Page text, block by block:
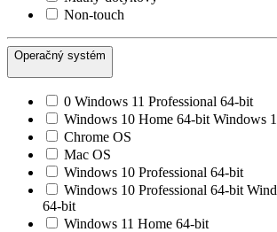
Non-touch
Operačný systém
0 Windows 11 Professional 64-bit
Windows 10 Home 64-bit Windows
Chrome OS
Mac OS
Windows 10 Professional 64-bit
Windows 10 Professional 64-bit
64-bit
Windows 11 Home 64-bit